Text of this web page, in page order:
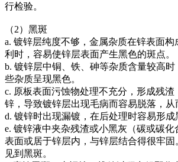
行检验。
（2）黑斑
a. 镀锌层纯度不够，金属杂质在锌表面
利时，容易使锌层表面产生黑色的斑点。
b. 镀锌层中铜、铁、砷等杂质含量较高
些杂质呈现黑色。
c. 原板表面污蚀物处理不充分，形成残渣
锌，导致镀锌层出现毛病而容易脱落，从
d. 镀锌时出现漏镀，在后处理时容易形成
e. 镀锌液中夹杂残渣或小黑灰（碳或碳
表面或居于锌层内，与锌层结合得很牢
见到黑斑。